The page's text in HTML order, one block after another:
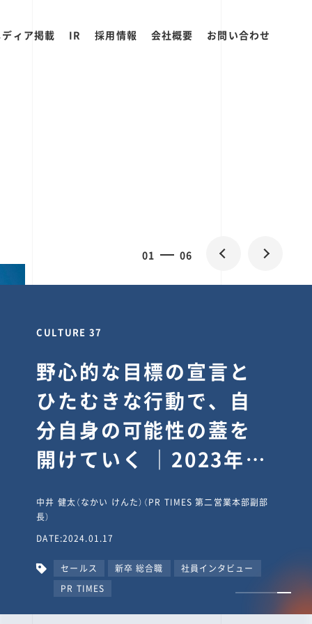
ィア掲載 IR 採用情報 会社概要 お問い合わせ
0 06
CULTURE 30
逆境では自分のスタン
スを変え“予想を裏切
り、期待を超える”【真
輔塾・前編】
山田真輔（やまだ しんすけ）（執行役員 兼 Jooto事業部
長）
DATE:2023.09.08
カルチャー CxO キャリア入社 Jooto